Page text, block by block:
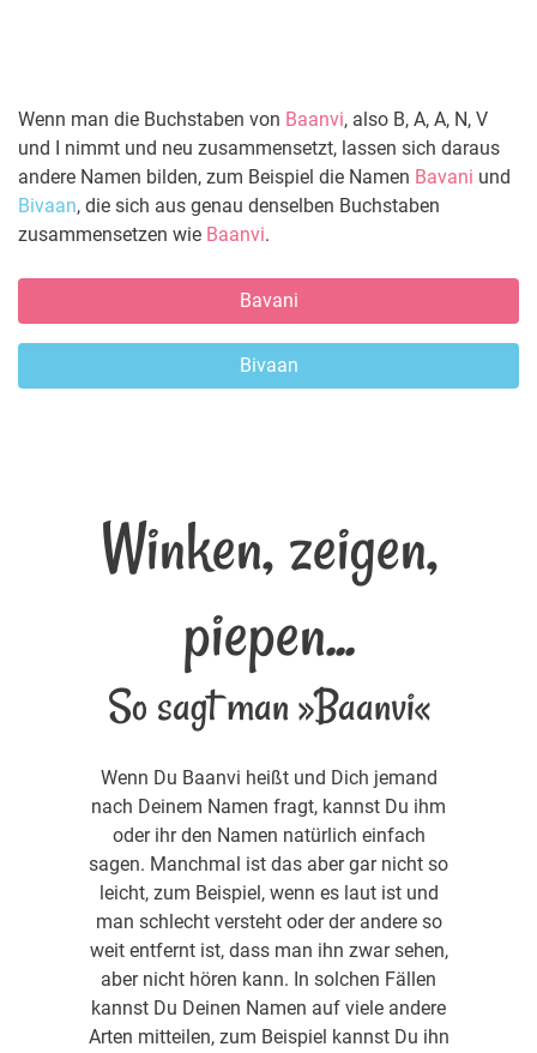
Wenn man die Buchstaben von Baanvi, also B, A, A, N, V
und I nimmt und neu zusammensetzt, lassen sich daraus
andere Namen bilden, zum Beispiel die Namen Bavani und
Bivaan, die sich aus genau denselben Buchstaben
zusammensetzen wie Baanvi.
Bavani
Bivaan
Winken, zeigen,
piepen...
So sagt man »Baanvi«
Wenn Du Baanvi heißt und Dich jemand
nach Deinem Namen fragt, kannst Du ihm
oder ihr den Namen natürlich einfach
sagen. Manchmal ist das aber gar nicht so
leicht, zum Beispiel, wenn es laut ist und
man schlecht versteht oder der andere so
weit entfernt ist, dass man ihn zwar sehen,
aber nicht hören kann. In solchen Fällen
kannst Du Deinen Namen auf viele andere
Arten mitteilen, zum Beispiel kannst Du ihn